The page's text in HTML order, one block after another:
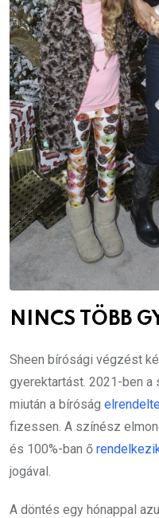
NINCS TÖBB
Sheen bírósági végzést
gyerektartást. 2021-ben a
miután a bíróság
fizessen. A színész
és 100%-ban ő
jogával.
A döntés egy hónappal